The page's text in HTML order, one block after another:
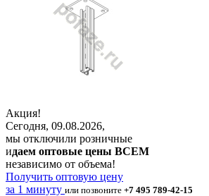
Акция!
Сегодня, 09.08.2026,
мы отключили розничные
идаем оптовые цены ВСЕМ
независимо от объема!
Получить оптовую цену
за 1 минуту или позвоните +7 495 789-42-15